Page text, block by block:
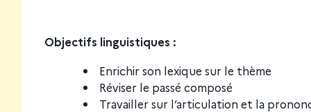
Objectifs linguistiques :
Enrichir son lexique sur le thème
Réviser le passé composé
Travailler sur l’articulation et la